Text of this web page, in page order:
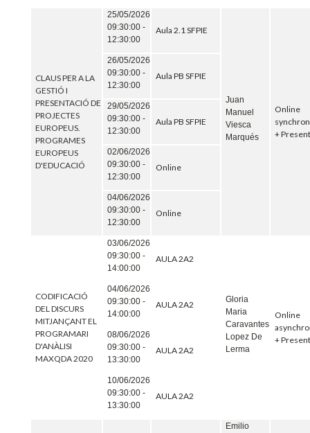
CLAUS PER A LA
GESTIÓ I
PRESENTACIÓ DE
PROJECTES
EUROPEUS.
PROGRAMES
EUROPEUS
D'EDUCACIÓ
25/05/2026
09:30:00 -
12:30:00
Aula 2.1 SFPIE
Juan
Manuel
Viesca
Marqués
Online
+
26/05/2026
09:30:00 -
12:30:00
Aula PB SFPIE
29/05/2026
09:30:00 -
12:30:00
Aula PB SFPIE
02/06/2026
09:30:00 -
12:30:00
Online
04/06/2026
09:30:00 -
12:30:00
Online
CODIFICACIÓ
DEL DISCURS
MITJANÇANT EL
PROGRAMARI
D'ANÀLISI
MAXQDA 2020
03/06/2026
09:30:00 -
14:00:00
AULA 2A2
Gloria
Maria
Caravantes
Lopez De
Lerma
Online
+
04/06/2026
09:30:00 -
14:00:00
AULA 2A2
08/06/2026
09:30:00 -
13:30:00
AULA 2A2
10/06/2026
09:30:00 -
13:30:00
AULA 2A2
Emilio